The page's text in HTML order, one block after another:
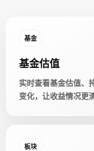
基金
基金估值
实时查看基金估值、
变化，让收益情况更
板块